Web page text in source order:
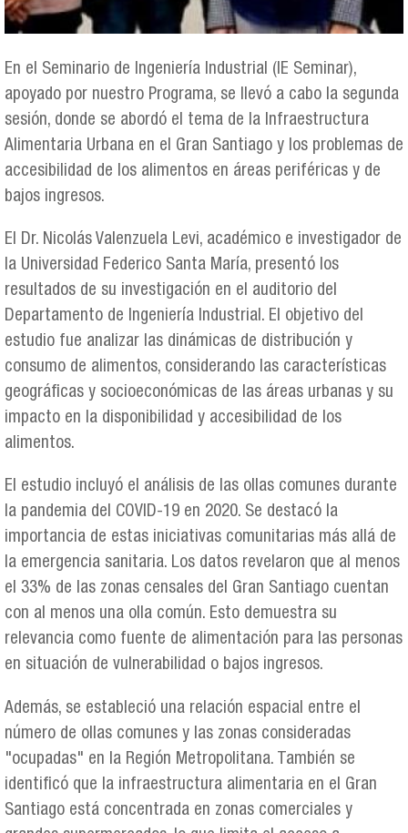
En el Seminario de Ingeniería Industrial (IE Seminar),
apoyado por nuestro Programa, se llevó a cabo la segunda
sesión, donde se abordó el tema de la Infraestructura
Alimentaria Urbana en el Gran Santiago y los problemas de
accesibilidad de los alimentos en áreas periféricas y de
bajos ingresos.
El Dr. Nicolás Valenzuela Levi, académico e investigador de
la Universidad Federico Santa María, presentó los
resultados de su investigación en el auditorio del
Departamento de Ingeniería Industrial. El objetivo del
estudio fue analizar las dinámicas de distribución y
consumo de alimentos, considerando las características
geográficas y socioeconómicas de las áreas urbanas y su
impacto en la disponibilidad y accesibilidad de los
alimentos.
El estudio incluyó el análisis de las ollas comunes durante
la pandemia del COVID-19 en 2020. Se destacó la
importancia de estas iniciativas comunitarias más allá de
la emergencia sanitaria. Los datos revelaron que al menos
el 33% de las zonas censales del Gran Santiago cuentan
con al menos una olla común. Esto demuestra su
relevancia como fuente de alimentación para las personas
en situación de vulnerabilidad o bajos ingresos.
Además, se estableció una relación espacial entre el
número de ollas comunes y las zonas consideradas
"ocupadas" en la Región Metropolitana. También se
identificó que la infraestructura alimentaria en el Gran
Santiago está concentrada en zonas comerciales y